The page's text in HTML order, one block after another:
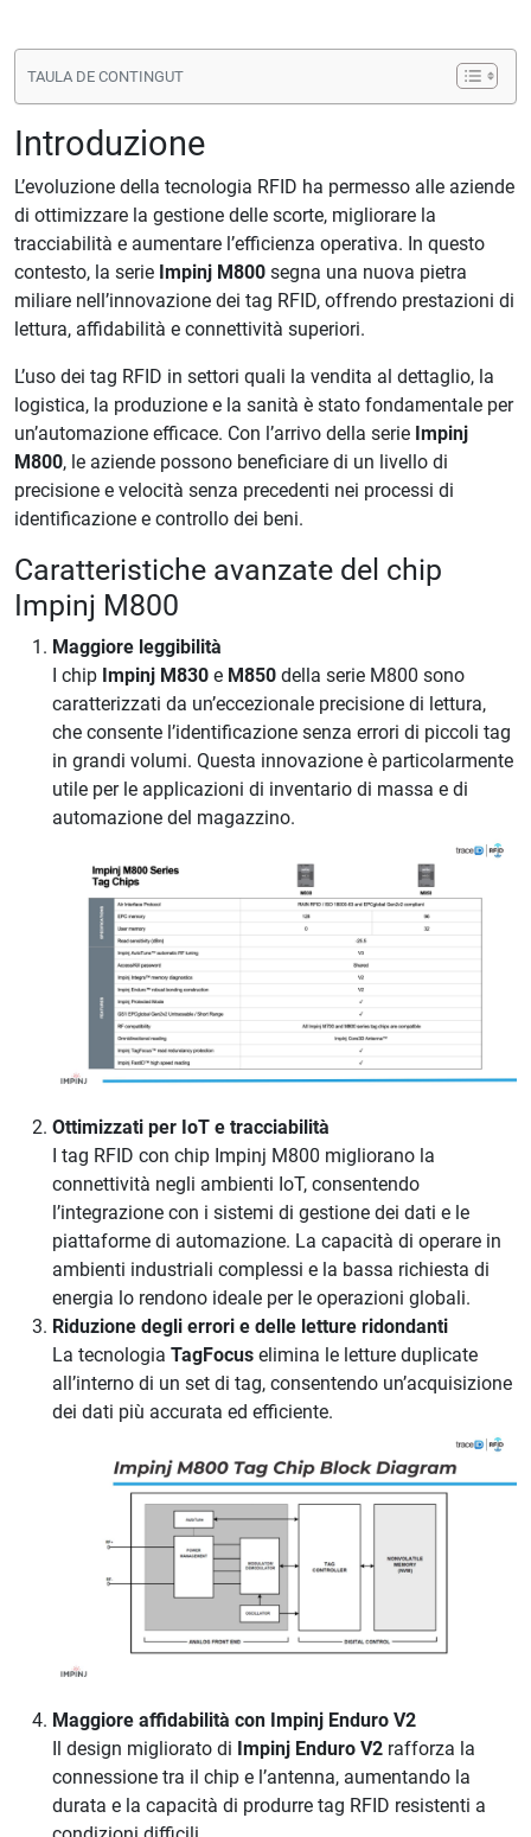
TAULA DE CONTINGUT
Introduzione
L’evoluzione della tecnologia RFID ha permesso alle aziende
di ottimizzare la gestione delle scorte, migliorare la
tracciabilità e aumentare l’efficienza operativa. In questo
contesto, la serie Impinj M800 segna una nuova pietra
miliare nell’innovazione dei tag RFID, offrendo prestazioni di
lettura, affidabilità e connettività superiori.
L’uso dei tag RFID in settori quali la vendita al dettaglio, la
logistica, la produzione e la sanità è stato fondamentale per
un’automazione efficace. Con l’arrivo della serie Impinj
M800, le aziende possono beneficiare di un livello di
precisione e velocità senza precedenti nei processi di
identificazione e controllo dei beni.
Caratteristiche avanzate del chip
Impinj M800
Maggiore leggibilità
I chip Impinj M830 e M850 della serie M800 sono
caratterizzati da un’eccezionale precisione di lettura,
che consente l’identificazione senza errori di piccoli tag
in grandi volumi. Questa innovazione è particolarmente
utile per le applicazioni di inventario di massa e di
automazione del magazzino.
Ottimizzati per IoT e tracciabilità
I tag RFID con chip Impinj M800 migliorano la
connettività negli ambienti IoT, consentendo
l’integrazione con i sistemi di gestione dei dati e le
piattaforme di automazione. La capacità di operare in
ambienti industriali complessi e la bassa richiesta di
energia lo rendono ideale per le operazioni globali.
Riduzione degli errori e delle letture ridondanti
La tecnologia TagFocus elimina le letture duplicate
all’interno di un set di tag, consentendo un’acquisizione
dei dati più accurata ed efficiente.
Maggiore affidabilità con Impinj Enduro V2
Il design migliorato di Impinj Enduro V2 rafforza la
connessione tra il chip e l’antenna, aumentando la
durata e la capacità di produrre tag RFID resistenti a